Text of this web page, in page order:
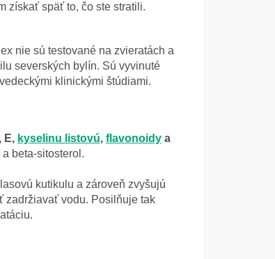
získať späť to, čo ste stratili.
nie sú testované na zvieratách a
severských bylín. Sú vyvinuté
klinickými štúdiami.
E, kyselinu listovú, flavonoidy a
a beta-sitosterol.
kutikulu a zároveň zvyšujú
zadržiavať vodu. Posilňuje tak